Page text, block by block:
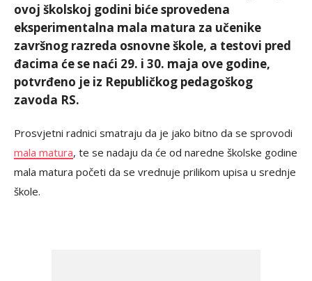
ovoj školskoj godini biće sprovedena
eksperimentalna mala matura za učenike
završnog razreda osnovne škole, a testovi pred
đacima će se naći 29. i 30. maja ove godine,
potvrđeno je iz Republičkog pedagoškog
zavoda RS.
Prosvjetni radnici smatraju da je jako bitno da se sprovodi
mala matura, te se nadaju da će od naredne školske godine
mala matura početi da se vrednuje prilikom upisa u srednje
škole.